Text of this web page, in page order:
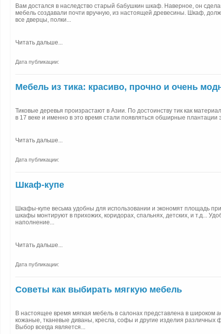
Вам достался в наследство старый бабушкин шкаф. Наверное, он
мебель создавали почти вручную, из настоящей древесины. Шкаф,
все дверцы, полки...
Читать дальше...
Дата публикации:
Мебель из тика: красиво, прочно и очень
Тиковые деревья произрастают в Азии. По достоинству тик как
в 17 веке и именно в это время стали появляться обширные плантации
Читать дальше...
Дата публикации:
Шкаф-купе
Шкафы-купе весьма удобны для использовании и экономят площадь
шкафы монтируют в прихожих, коридорах, спальнях, детских, и т.д...
наполнение...
Читать дальше...
Дата публикации:
Советы как выбирать мягкую мебель
В настоящее время мягкая мебель в салонах представлена в широком
кожаные, тканевые диваны, кресла, софы и другие изделия различных
Выбор всегда является...